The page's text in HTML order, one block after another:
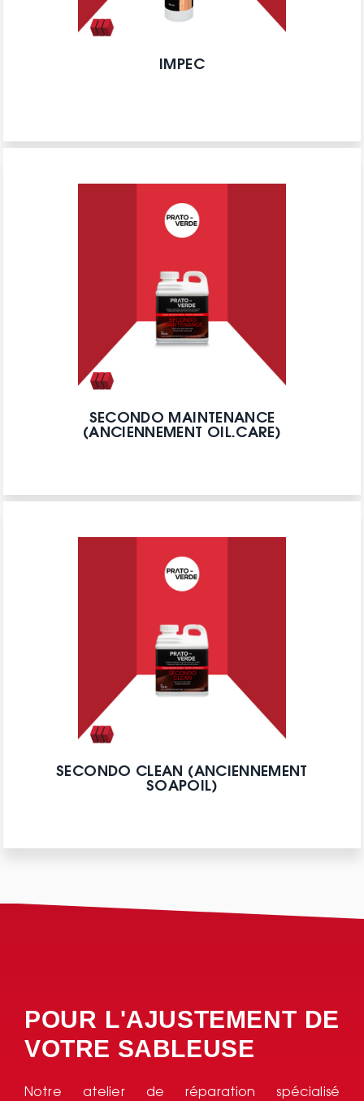
IMPEC
SECONDO MAINTENANCE
(ANCIENNEMENT OIL.CARE)
SECONDO CLEAN (ANCIENNEMENT
SOAPOIL)
POUR L'AJUSTEMENT DE
VOTRE SABLEUSE
Notre atelier de réparation spécialisé